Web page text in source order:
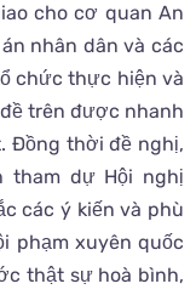
cho cơ quan An
nhân dân và các
chức thực hiện và
trên được nhanh
Đồng thời đề nghị,
tham dự Hội nghị
các ý kiến và phù
phạm xuyên quốc
thật sự hoà bình,